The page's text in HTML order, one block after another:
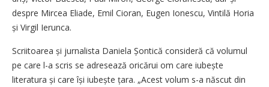
despre Mircea Eliade, Emil Cioran, Eugen Ionescu, Vintilă Horia
și Virgil Ierunca.
Scriitoarea și jurnalista Daniela Șontică consideră că volumul
pe care l-a scris se adresează oricărui om care iubește
literatura și care își iubește țara. „Acest volum s-a născut din